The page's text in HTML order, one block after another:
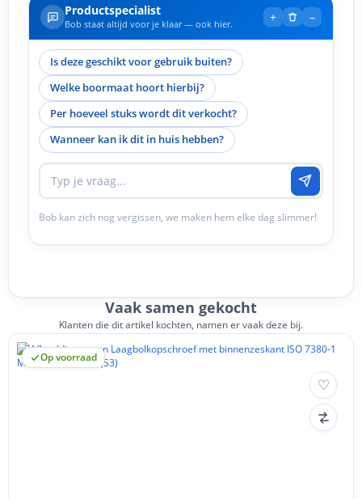
Productspecialist
Bob staat altijd voor je klaar — ook hier. + –
Is deze geschikt voor gebruik buiten?
Welke boormaat hoort hierbij?
Per hoeveel stuks wordt dit verkocht?
Wanneer kan ik dit in huis hebben?
Bob kan zich nog vergissen, we maken hem elke dag slimmer!
Vaak samen gekocht
Klanten die dit artikel kochten, namen er vaak deze bij.
Op voorraad